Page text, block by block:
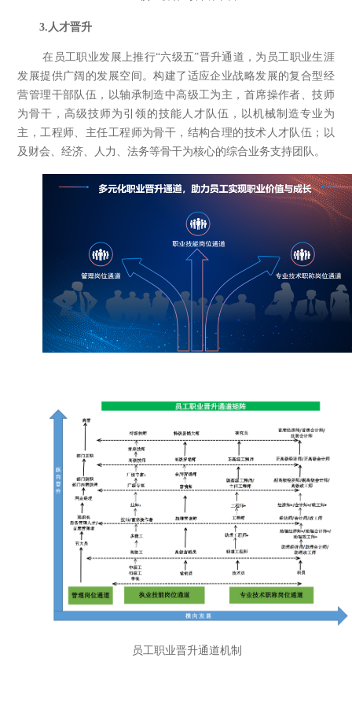
3. 人才晋升
在员工职业发展上推行“六级五”晋升通道，为员工职业生涯
发展提供广阔的发展空间。构建了适应企业战略发展的复合型经
营管理干部队伍，以轴承制造中高级工为主，首席操作者、技师
为骨干，高级技师为引领的技能人才队伍，以机械制造专业为
主，工程师、主任工程师为骨干，结构合理的技术人才队伍；以
及财会、经济、人力、法务等骨干为核心的综合业务支持团队。
员工职业晋升通道机制